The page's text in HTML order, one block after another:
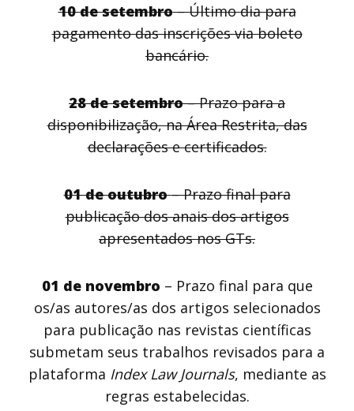
10 de setembro– Último dia para
pagamento das inscrições via boleto
bancário.
28 de setembro– Prazo para a
disponibilização, na Área Restrita, das
declarações e certificados.
01 de outubro– Prazo final para
publicação dos anais dos artigos
apresentados nos GTs.
01 de novembro – Prazo final para que
os/as autores/as dos artigos selecionados
para publicação nas revistas científicas
submetam seus trabalhos revisados para a
plataforma Index Law Journals, mediante as
regras estabelecidas.